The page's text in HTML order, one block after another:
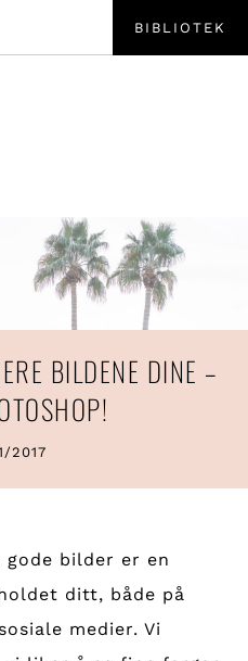
B I B L I O T E K
BILDENE DINE –
2017
bilder er en
ditt, både på
medier. Vi